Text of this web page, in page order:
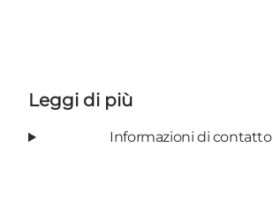
Leggi di più
Informazioni di contatto